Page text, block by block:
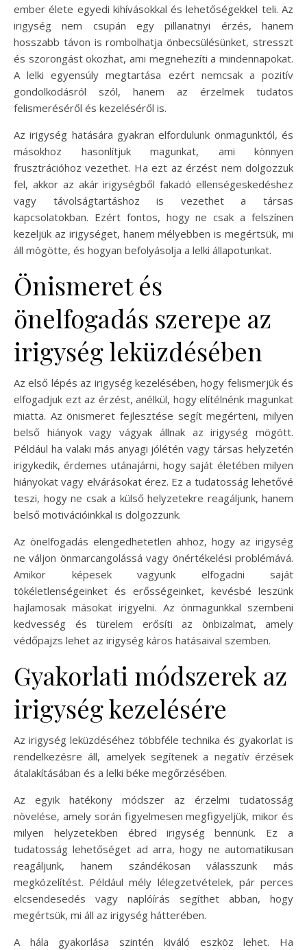
ember élete egyedi kihívásokkal és lehetőségekkel teli. Az
irigység nem csupán egy pillanatnyi érzés, hanem
hosszabb távon is rombolhatja önbecsülésünket, stresszt
és szorongást okozhat, ami megnehezíti a mindennapokat.
A lelki egyensúly megtartása ezért nemcsak a pozitív
gondolkodásról szól, hanem az érzelmek tudatos
felismeréséről és kezeléséről is.
Az irigység hatására gyakran elfordulunk önmagunktól, és
másokhoz hasonlítjuk magunkat, ami könnyen
frusztrációhoz vezethet. Ha ezt az érzést nem dolgozzuk
fel, akkor az akár irigységből fakadó ellenségeskedéshez
vagy távolságtartáshoz is vezethet a társas
kapcsolatokban. Ezért fontos, hogy ne csak a felszínen
kezeljük az irigységet, hanem mélyebben is megértsük, mi
áll mögötte, és hogyan befolyásolja a lelki állapotunkat.
Önismeret és
önelfogadás szerepe az
irigység leküzdésében
Az első lépés az irigység kezelésében, hogy felismerjük és
elfogadjuk ezt az érzést, anélkül, hogy elítélnénk magunkat
miatta. Az önismeret fejlesztése segít megérteni, milyen
belső hiányok vagy vágyak állnak az irigység mögött.
Például ha valaki más anyagi jólétén vagy társas helyzetén
irigykedik, érdemes utánajárni, hogy saját életében milyen
hiányokat vagy elvárásokat érez. Ez a tudatosság lehetővé
teszi, hogy ne csak a külső helyzetekre reagáljunk, hanem
belső motivációinkkal is dolgozzunk.
Az önelfogadás elengedhetetlen ahhoz, hogy az irigység
ne váljon önmarcangolássá vagy önértékelési problémává.
Amikor képesek vagyunk elfogadni saját
tökéletlenségeinket és erősségeinket, kevésbé leszünk
hajlamosak másokat irigyelni. Az önmagunkkal szembeni
kedvesség és türelem erősíti az önbizalmat, amely
védőpajzs lehet az irigység káros hatásaival szemben.
Gyakorlati módszerek az
irigység kezelésére
Az irigység leküzdéséhez többféle technika és gyakorlat is
rendelkezésre áll, amelyek segítenek a negatív érzések
átalakításában és a lelki béke megőrzésében.
Az egyik hatékony módszer az érzelmi tudatosság
növelése, amely során figyelmesen megfigyeljük, mikor és
milyen helyzetekben ébred irigység bennünk. Ez a
tudatosság lehetőséget ad arra, hogy ne automatikusan
reagáljunk, hanem szándékosan válasszunk más
megközelítést. Például mély lélegzetvételek, pár perces
elcsendesedés vagy naplóírás segíthet abban, hogy
megértsük, mi áll az irigység hátterében.
A hála gyakorlása szintén kiváló eszköz lehet. Ha